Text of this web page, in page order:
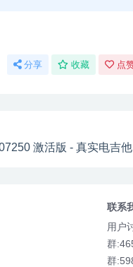
分享 收藏 点
激活版 - 真实电吉他
联系
用户
群
群